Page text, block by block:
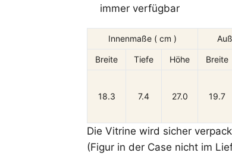
immer verfügbar
Innenmaße ( cm )
Breite
Tiefe Höhe Breite
18.3 7.4 27.0 19.7
Die Vitrine wird sicher
(Figur in der Case nicht im